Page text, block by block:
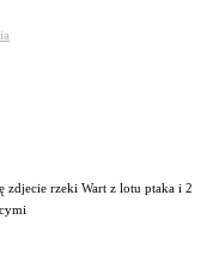
zdjecie rzeki Wart z lotu ptaka i 2